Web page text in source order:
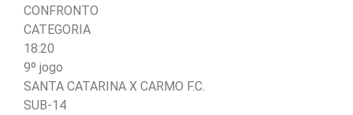
CONFRONTO
CATEGORIA
18:20
9º jogo
SANTA CATARINA X CARMO F.C.
SUB-14